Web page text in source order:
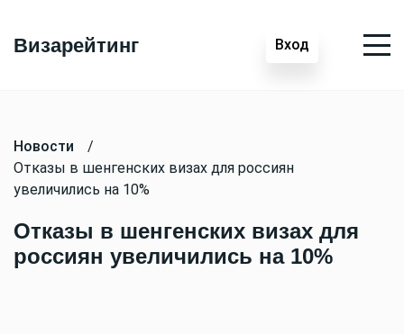
Визарейтинг Вход
Новости
/
Отказы в шенгенских визах для россиян
увеличились на 10%
Отказы в шенгенских визах для
россиян увеличились на 10%